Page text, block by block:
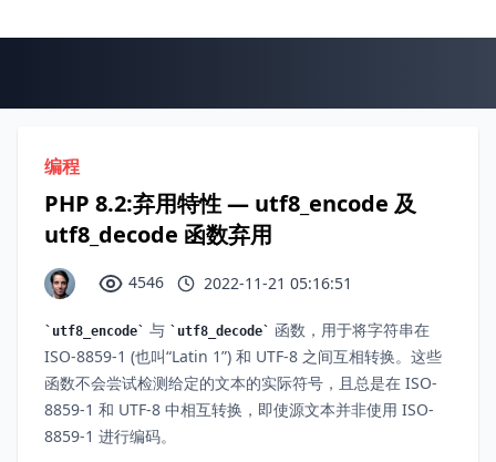
编程
PHP 8.2:弃用特性 — utf8_encode 及
utf8_decode 函数弃用
4546 2022-11-21 05:16:51
utf8_encode 与 utf8_decode
函数，用于将字符串在
ISO-8859-1 (也叫“Latin 1”) 和 UTF-8 之间互相转换。这些
函数不会尝试检测给定的文本的实际符号，且总是在 ISO-
8859-1 和 UTF-8 中相互转换，即使源文本并非使用 ISO-
8859-1 进行编码。